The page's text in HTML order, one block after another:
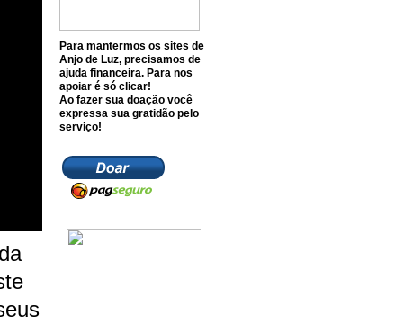
Para mantermos os sites de
Anjo de Luz, precisamos de
ajuda financeira. Para nos
apoiar é só clicar!
Ao fazer sua doação você
expressa sua gratidão pelo
serviço!